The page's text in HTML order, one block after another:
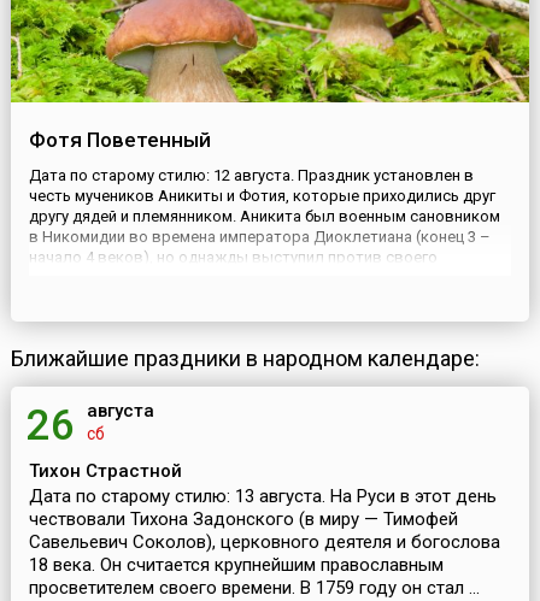
Фотя Поветенный
Дата по старому стилю: 12 августа. Праздник установлен в
честь мучеников Аникиты и Фотия, которые приходились друг
другу дядей и племянником. Аникита был военным сановником
в Никомидии во времена императора Диоклетиана (конец 3 –
начало 4 веков), но однажды выступил против своего
приказ...
Ближайшие праздники в народном календаре:
26 августа
сб
Тихон Страстной
Дата по старому стилю: 13 августа. На Руси в этот день
чествовали Тихона Задонского (в миру — Тимофей
Савельевич Соколов), церковного деятеля и богослова
18 века. Он считается крупнейшим православным
просветителем своего времени. В 1759 году он стал ...